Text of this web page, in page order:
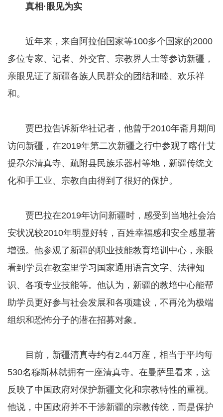
真相·眼见为实
近年来，来自阿拉伯国家等100多个国家的2000
多位专家、记者、外交官、宗教界人士等参访新疆，
亲眼见证了新疆各族人民群众的团结和睦、欢乐祥
和。
贾巴拉告诉新华社记者，他曾于2010年斋月期间
访问新疆，在2019年第二次新疆之行中参观了喀什艾
提尕尔清真寺、疏附县民族乐器村等地，新疆传统文
化和手工业、宗教自由得到了很好的保护。
贾巴拉在2019年访问新疆时，感受到当地社会治
安状况较2010年明显好转，百姓幸福感和安全感显著
增强。他参观了新疆的职业技能教育培训中心，亲眼
看到学员在教室里学习国家通用语言文字、法律知
识、各项专业技能等。他认为，新疆的教培中心能帮
助学员更好参与社会发展和各项建设，不再沦为极端
组织和恐怖分子的潜在招募对象。
目前，新疆清真寺约有2.44万座，相当于平均每
530名穆斯林就拥有一座清真寺。在曼萨里看来，这
反映了中国政府对保护新疆文化和宗教特性的重视。
他说，中国政府并不干涉新疆的宗教传统，而是保护